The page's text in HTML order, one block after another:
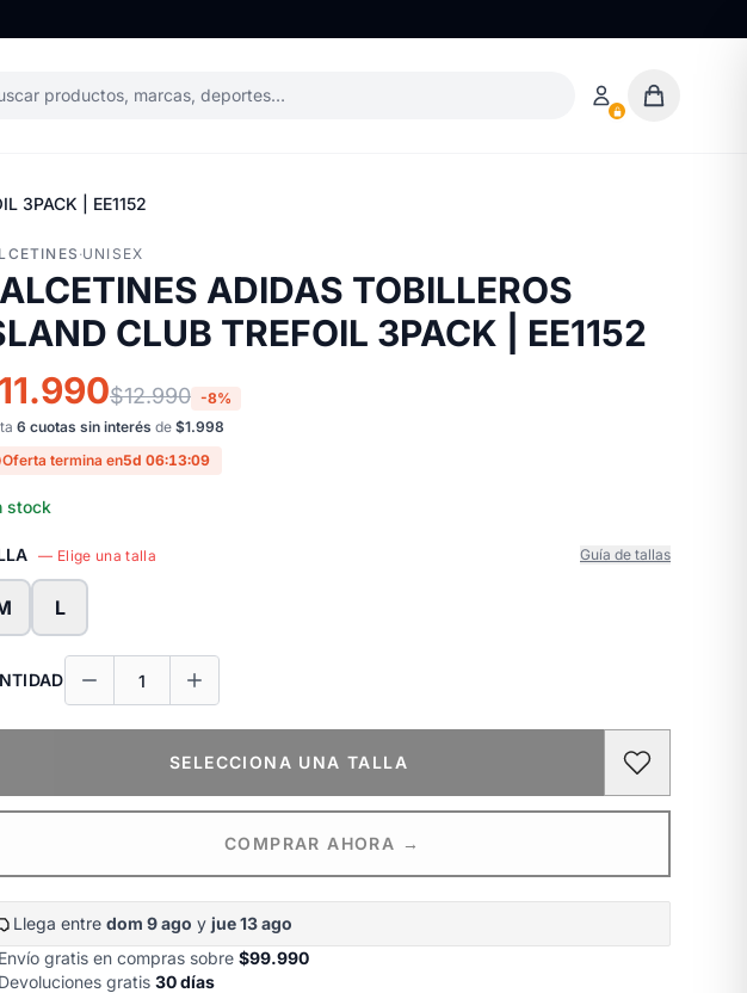
productos, marcas, deportes…
3PACK | EE1152
·UNISEX
ADIDAS TOBILLEROS
CLUB TREFOIL 3PACK | EE1152
$12.990 -8%
6 cuotas sin interés de $1.998
Oferta termina en5d 06:13:08
stock
— Elige una talla Guía de tallas
L
SELECCIONA UNA TALLA
COMPRAR AHORA →
Llega entre dom 9 ago y jue 13 ago
Envío gratis en compras sobre $99.990
Devoluciones gratis 30 días